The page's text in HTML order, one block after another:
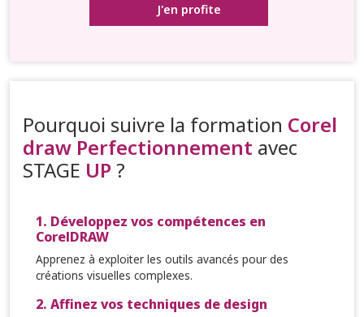
J'en profite
Pourquoi suivre la formation Corel
draw Perfectionnement avec
STAGE UP ?
1. Développez vos compétences en
CorelDRAW
Apprenez à exploiter les outils avancés pour des
créations visuelles complexes.
2. Affinez vos techniques de design